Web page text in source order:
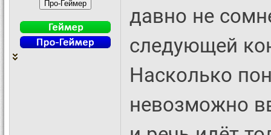
давно не
следующей
Насколько
невозможно